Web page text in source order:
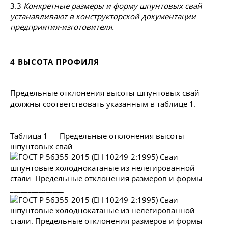
3.3 Конкретные размеры и форму шпунтовых свай
устанавливают в конструкторской документации
предприятия-изготовителя.
4 ВЫСОТА ПРОФИЛЯ
Предельные отклонения высоты шпунтовых свай
должны соответствовать указанным в таблице 1.
Таблица 1 — Предельные отклонения высоты
шпунтовых свай